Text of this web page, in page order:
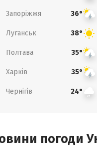
Запоріжжя 36°
Луганськ 38°
Полтава 35°
Харків 35°
Чернігів 24°
погоди